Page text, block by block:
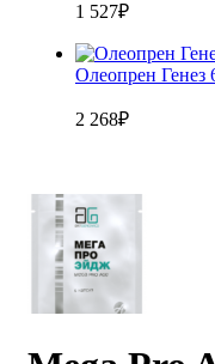
1 527₽
Олеопрен Генез
2 268₽